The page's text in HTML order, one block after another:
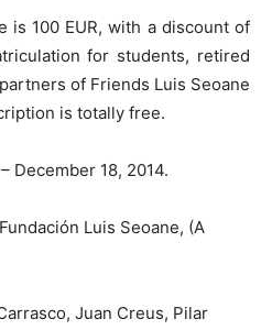
is 100 EUR, with a discount of
for students, retired
of Friends Luis Seoane
is totally free.
December 18, 2014.
Luis Seoane, (A
Juan Creus, Pilar